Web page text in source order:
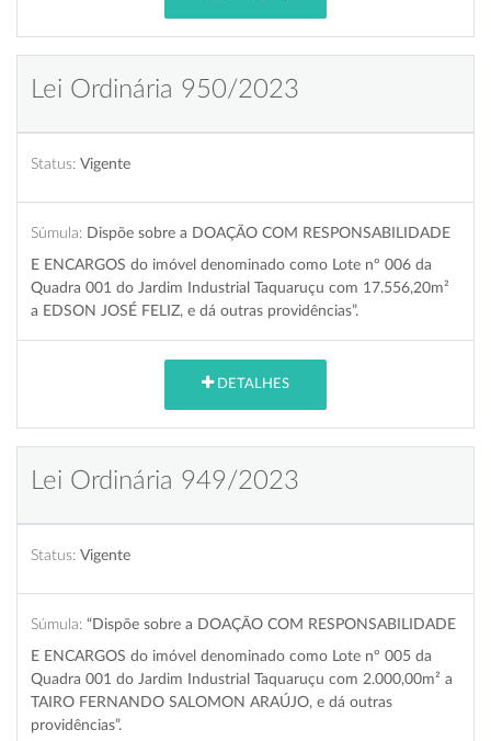
Lei Ordinária 950/2023
Status: Vigente
Súmula: Dispõe sobre a DOAÇÃO COM RESPONSABILIDADE
E ENCARGOS do imóvel denominado como Lote nº 006 da
Quadra 001 do Jardim Industrial Taquaruçu com 17.556,20m²
a EDSON JOSÉ FELIZ, e dá outras providências”.
DETALHES
Lei Ordinária 949/2023
Status: Vigente
Súmula: “Dispõe sobre a DOAÇÃO COM RESPONSABILIDADE
E ENCARGOS do imóvel denominado como Lote nº 005 da
Quadra 001 do Jardim Industrial Taquaruçu com 2.000,00m² a
TAIRO FERNANDO SALOMON ARAÚJO, e dá outras
providências”.